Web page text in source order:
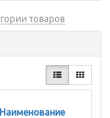
товаров
Наименование